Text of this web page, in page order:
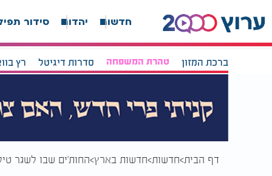
חדשות יהדות סידור
ברכת המזון טהרת המשפחה סדרות דיגיטל רץ
דף הבית חדשות חדשות בארץ החות'ים שבו לשגר